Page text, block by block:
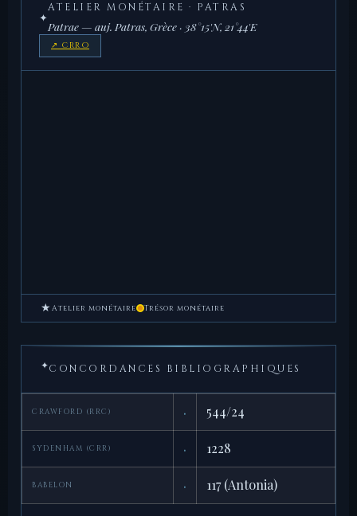
✦
ATELIER MONÉTAIRE · PATRAS
Patrae — auj. Patras, Grèce · 38°15'N, 21°44'E
↗ CRRO
★ Atelier monétaire Trésor monétaire
✦CONCORDANCES BIBLIOGRAPHIQUES
CRAWFORD (RRC) · 544/24
SYDENHAM (CRR) · 1228
BABELON · 117 (Antonia)